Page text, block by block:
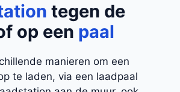
tegen de
op een paal
manieren om een
te laden, via een laadpaal